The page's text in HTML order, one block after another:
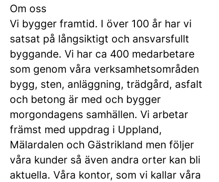
Om oss
Vi bygger framtid. I över 100 år har vi
satsat på långsiktigt och ansvarsfullt
byggande. Vi har ca 400 medarbetare
som genom våra verksamhetsområden
bygg, sten, anläggning, trädgård, asfalt
och betong är med och bygger
morgondagens samhällen. Vi arbetar
främst med uppdrag i Uppland,
Mälardalen och Gästrikland men följer
våra kunder så även andra orter kan bli
aktuella. Våra kontor, som vi kallar våra